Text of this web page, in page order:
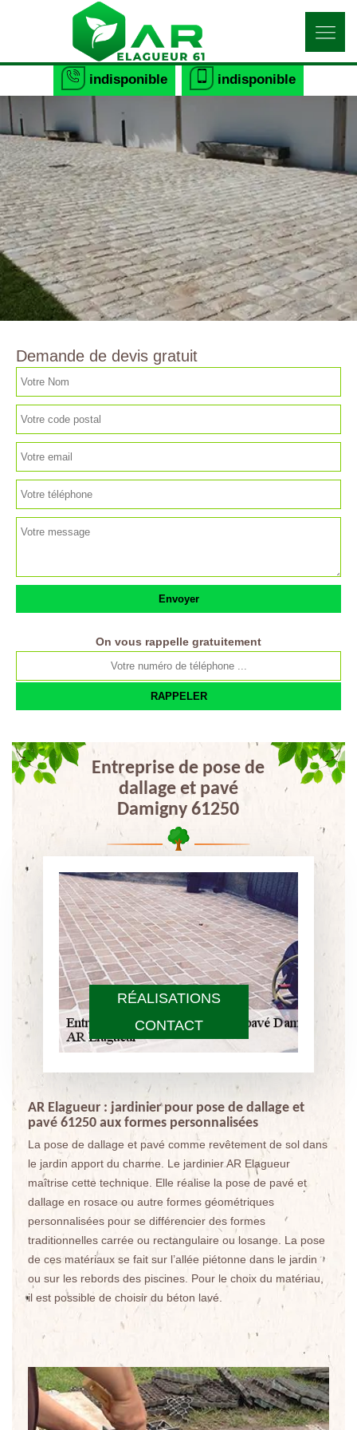
indisponible indisponible
RÉALISATIONS
CONTACT
Demande de devis gratuit
On vous rappelle gratuitement
Entreprise de pose de
dallage et pavé
Damigny 61250
AR Elagueur : jardinier pour pose de dallage et
pavé 61250 aux formes personnalisées
La pose de dallage et pavé comme revêtement de sol dans
le jardin apport du charme. Le jardinier AR Elagueur
maîtrise cette technique. Elle réalise la pose de pavé et
dallage en rosace ou autre formes géométriques
personnalisées pour se différencier des formes
traditionnelles carrée ou rectangulaire ou losange. La pose
de ces matériaux se fait sur l’allée piétonne dans le jardin
ou sur les rebords des piscines. Pour le choix du matériau,
il est possible de choisir du béton lavé.